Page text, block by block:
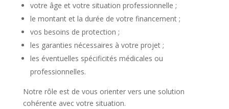
votre âge et votre situation professionnelle ;
le montant et la durée de votre financement ;
vos besoins de protection ;
les garanties nécessaires à votre projet ;
les éventuelles spécificités médicales ou
professionnelles.
Notre rôle est de vous orienter vers une solution
cohérente avec votre situation.